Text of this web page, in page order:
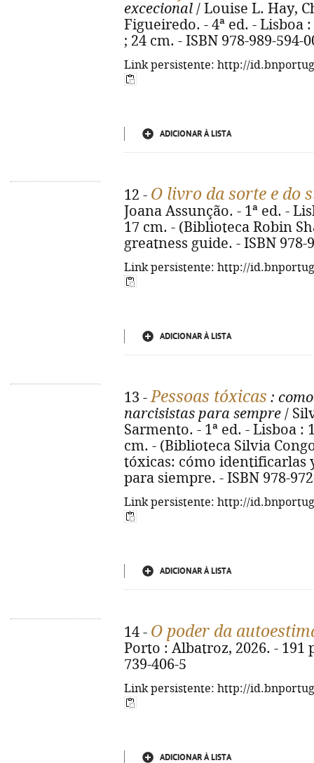
excecional / Louise L. Hay,
Figueiredo. - 4ª ed. - Lisboa
; 24 cm. - ISBN 978-989-594-
Link persistente: http://
ADICIONAR À LISTA
12 - O livro da sorte e do
Joana Assunção. - 1ª ed. -
17 cm. - (Biblioteca Robin
greatness guide. - ISBN 978-
Link persistente: http://
ADICIONAR À LISTA
13 -Pessoas tóxicas :
narcisistas para sempre /
Sarmento. - 1ª ed. - Lisboa :
cm. - (Biblioteca Silvia
tóxicas: cómo identificarlas
para siempre. - ISBN 978-
Link persistente: http://
ADICIONAR À LISTA
14 - O poder da
Porto : Albatroz, 2026. - 191
739-406-5
Link persistente: http://
ADICIONAR À LISTA